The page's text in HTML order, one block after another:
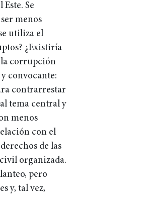
Se
menos
utiliza el
¿Existiría
la corrupción
convocante:
contrarrestar
tema central y
menos
con el
de las
organizada.
pero
y, tal vez,